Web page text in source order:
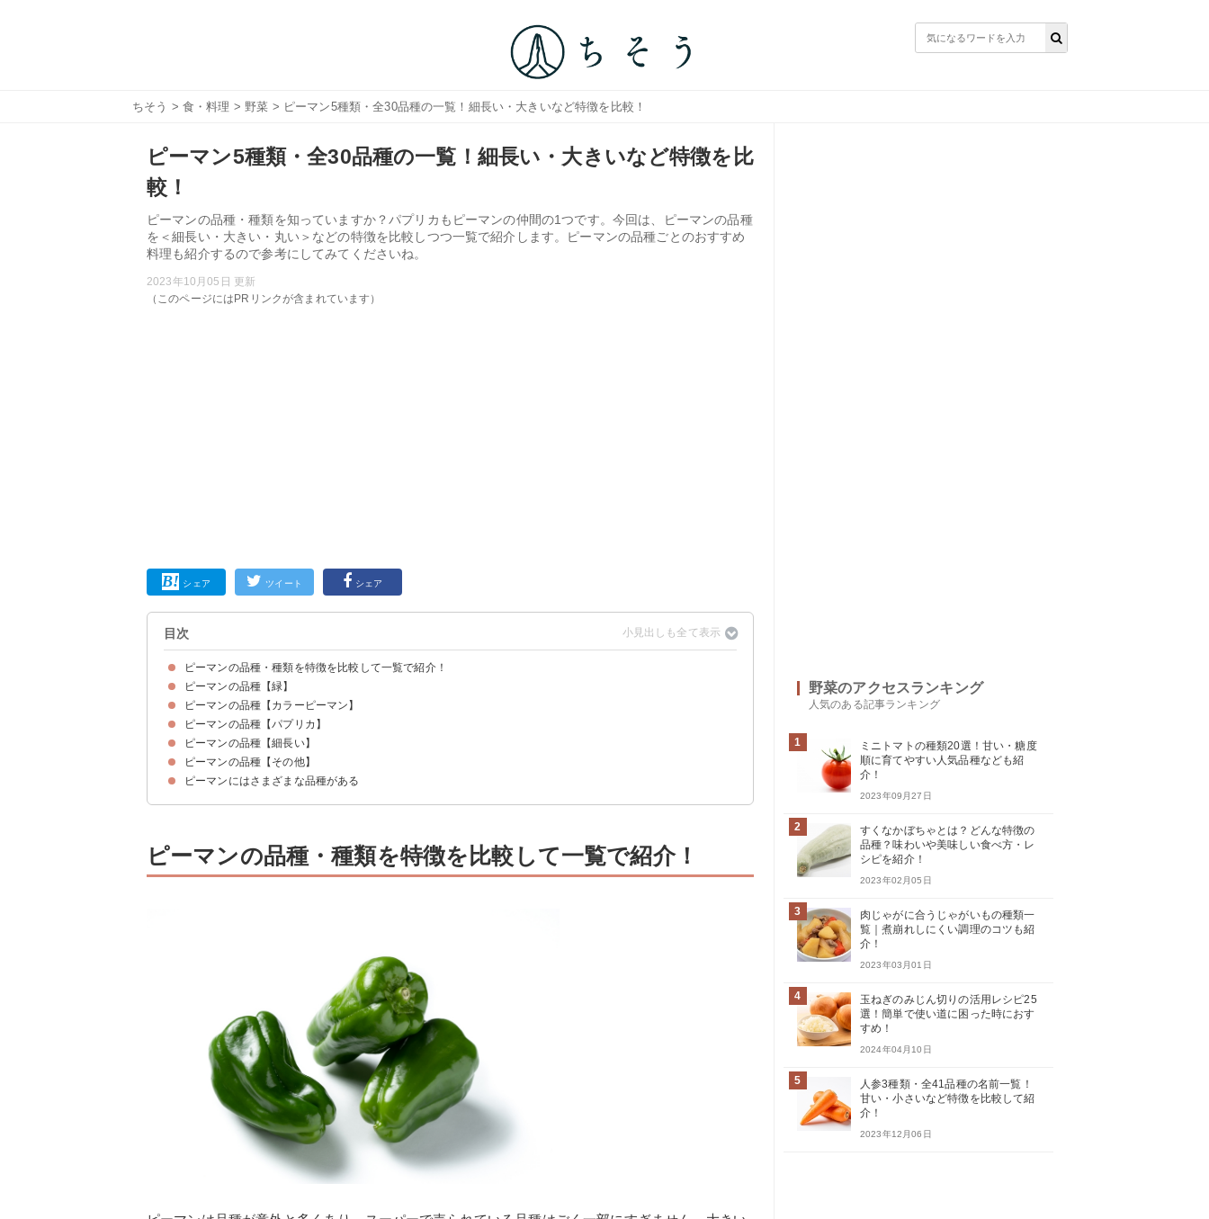
ちそう > 食・料理 > 野菜 > ピーマン5種類・全30品種の一覧！細長い・大きいなど特徴を比較！
ピーマン5種類・全30品種の一覧！細長い・大きいなど特徴を比
較！
ピーマンの品種・種類を知っていますか？パプリカもピーマンの仲間の1つです。今回は、ピーマンの品種
を＜細長い・大きい・丸い＞などの特徴を比較しつつ一覧で紹介します。ピーマンの品種ごとのおすすめ
料理も紹介するので参考にしてみてくださいね。
2023年10月05日 更新
（このページにはPRリンクが含まれています）
シェア ツイート シェア
目次
ピーマンの品種・種類を特徴を比較して一覧で紹介！
ピーマンの品種【緑】
①さらら
②京波
③京みどり
④エース
⑤京まつり
⑥カリフォルニアワンダー
⑦京ひかり
⑧ジャンボピーマン
⑨ちぐさ
⑩伊勢ピーマン
ピーマンの品種【カラーピーマン】
①サラダピーマン
②ホワイトピーマン
③赤ピーマン
④アナスタシア
⑤浜クロピー
⑥浜ニュークリーム
ピーマンの品種【パプリカ】
①マラネロ
②マベラ
③アルテガ
④ジアルテ
⑤ボリダーノ
⑥カイテ
⑦オーバレイ
ピーマンの品種【細長い】
①シシトウガラシ
②万願寺トウガラシ
③伏見甘長トウガラシ
④ヒモトウガラシ
ピーマンの品種【その他】
①こどもピーマン
②バナナピーマン
③フルーツピーマン
ピーマンにはさまざまな品種がある
ピーマンの品種・種類を特徴を比較して一覧で紹介！
野菜のアクセスランキング
人気のある記事ランキング
1
ミニトマトの種類20選！甘い・糖度
順に育てやすい人気品種なども紹
介！
2023年09月27日
2
すくなかぼちゃとは？どんな特徴の
品種？味わいや美味しい食べ方・レ
シピを紹介！
2023年02月05日
3
肉じゃがに合うじゃがいもの種類一
覧｜煮崩れしにくい調理のコツも紹
介！
2023年03月01日
4
玉ねぎのみじん切りの活用レシピ25
選！簡単で使い道に困った時におす
すめ！
2024年04月10日
5
人参3種類・全41品種の名前一覧！
甘い・小さいなど特徴を比較して紹
介！
2023年12月06日